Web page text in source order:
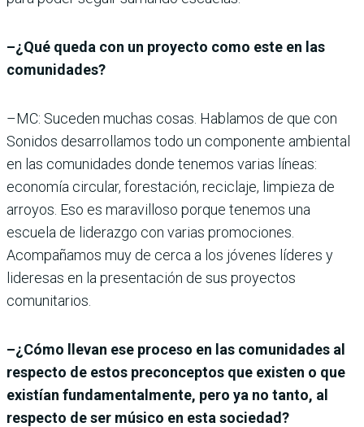
–¿Qué queda con un proyecto como este en las
comunidades?
–MC: Suceden muchas cosas. Hablamos de que con
Sonidos desarrollamos todo un componente ambiental
en las comunidades donde tenemos varias líneas:
economía circular, forestación, reciclaje, limpieza de
arroyos. Eso es maravilloso porque tenemos una
escuela de liderazgo con varias promociones.
Acompañamos muy de cerca a los jóvenes líderes y
lideresas en la presentación de sus proyectos
comunitarios.
–¿Cómo llevan ese proceso en las comunidades al
respecto de estos preconceptos que existen o que
existían fundamentalmente, pero ya no tanto, al
respecto de ser músico en esta sociedad?